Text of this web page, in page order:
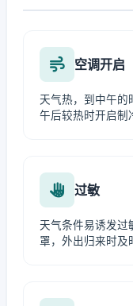
空调开启
天气热，到中午的
午后较热时开启制
过敏
天气条件易诱发过
罩，外出归来时及